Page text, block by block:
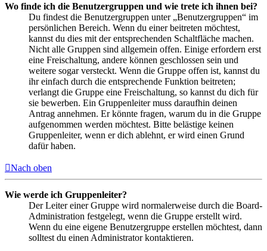
Wo finde ich die Benutzergruppen und wie trete ich ihnen bei?
Du findest die Benutzergruppen unter „Benutzergruppen“ im
persönlichen Bereich. Wenn du einer beitreten möchtest,
kannst du dies mit der entsprechenden Schaltfläche machen.
Nicht alle Gruppen sind allgemein offen. Einige erfordern erst
eine Freischaltung, andere können geschlossen sein und
weitere sogar versteckt. Wenn die Gruppe offen ist, kannst du
ihr einfach durch die entsprechende Funktion beitreten;
verlangt die Gruppe eine Freischaltung, so kannst du dich für
sie bewerben. Ein Gruppenleiter muss daraufhin deinen
Antrag annehmen. Er könnte fragen, warum du in die Gruppe
aufgenommen werden möchtest. Bitte belästige keinen
Gruppenleiter, wenn er dich ablehnt, er wird einen Grund
dafür haben.
Nach oben
Wie werde ich Gruppenleiter?
Der Leiter einer Gruppe wird normalerweise durch die Board-
Administration festgelegt, wenn die Gruppe erstellt wird.
Wenn du eine eigene Benutzergruppe erstellen möchtest, dann
solltest du einen Administrator kontaktieren.